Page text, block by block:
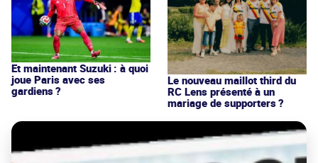
Et maintenant Suzuki : à quoi
joue Paris avec ses
gardiens ?
Le nouveau maillot third du
RC Lens présenté à un
mariage de supporters ?